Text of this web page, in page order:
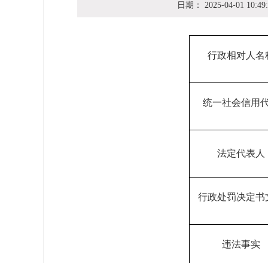
日期： 2025-04-01
行政相对人名
统一社会信用
法定代表人
行政处罚决定书
违法事实